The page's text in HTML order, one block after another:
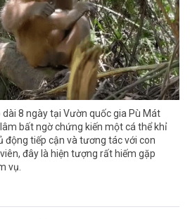
8 ngày tại Vườn quốc gia Pù Mát
bất ngờ chứng kiến một cá thể khỉ
động tiếp cận và tương tác với con
đây là hiện tượng rất hiếm gặp
vụ.